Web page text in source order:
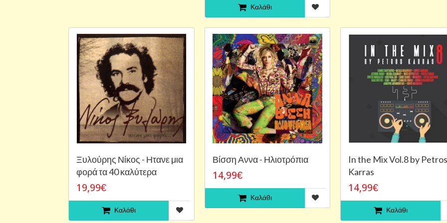
Καλάθι
Ξυλούρης Νίκος - Ητανε μια
φορά τα 40 καλύτερα
19,99€
Καλάθι
Βίσση Αννα - Ηλιοτρόπια
14,99€
Καλάθι
In the Mix Vol.8 by Petros
Karras
14,99€
Καλάθι